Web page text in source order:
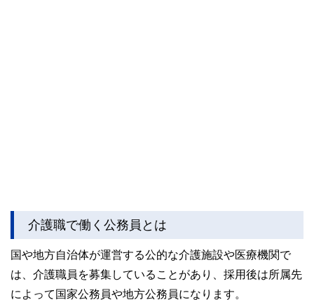
介護職で働く公務員とは
国や地方自治体が運営する公的な介護施設や医療機関で
は、介護職員を募集していることがあり、採用後は所属先
によって国家公務員や地方公務員になります。